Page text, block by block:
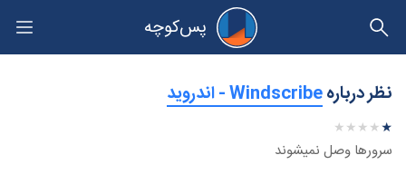
پس‌کوچه
حریم خصوصی
نظر درباره‫Windscribe - اندروید
★★★★★
★
★
★
★
★
سرورها وصل نمیشوند